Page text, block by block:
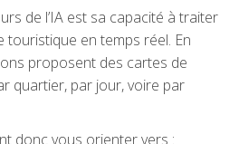
de l’IA est sa capacité à traiter
touristique en temps réel. En
proposent des cartes de
quartier, par jour, voire par
donc vous orienter vers :